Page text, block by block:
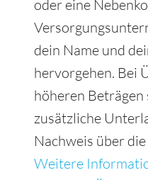
oder eine
dein Name und
hervorgehen. Bei
höheren
zusätzliche
Nachweis über
Weitere